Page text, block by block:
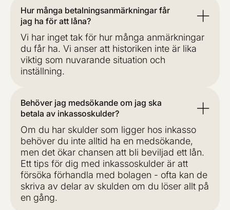
Hur många betalningsanmärkningar får
jag ha för att låna?
Vi har inget tak för hur många anmärkningar
du får ha. Vi anser att historiken inte är lika
viktig som nuvarande situation och
inställning.
Behöver jag medsökande om jag ska
betala av inkassoskulder?
Om du har skulder som ligger hos inkasso
behöver du inte alltid ha en medsökande,
men det ökar chansen att bli beviljad ett lån.
Ett tips för dig med inkassoskulder är att
försöka förhandla med bolagen - ofta kan de
skriva av delar av skulden om du löser allt på
en gång.